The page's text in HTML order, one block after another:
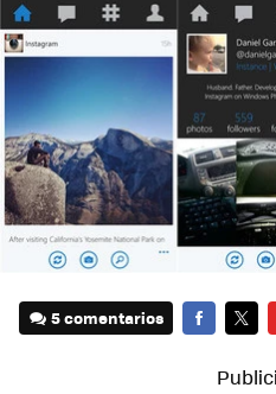
5 comentarios